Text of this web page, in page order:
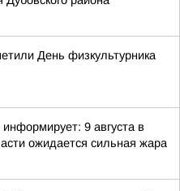
День физкультурника
9 августа в
ожидается сильная жара